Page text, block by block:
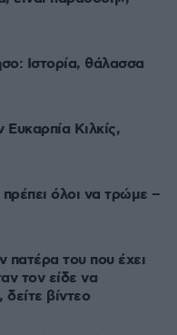
Ιστορία, θάλασσα
Κιλκίς,
όλοι να τρώμε –
πατέρα του που έχει
τον είδε να
βίντεο